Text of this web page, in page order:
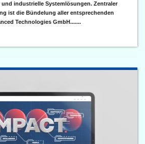
industrielle Systemlösungen. Zentraler
ist die Bündelung aller entsprechenden
Technologies GmbH.......